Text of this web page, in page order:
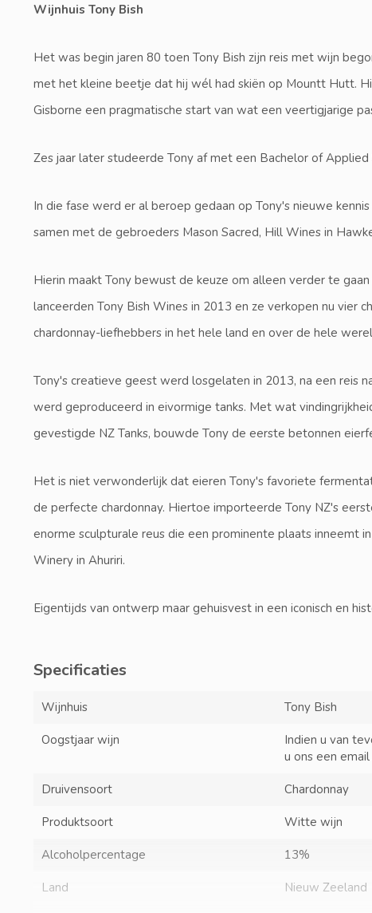
Wijnhuis Tony Bish
Het was begin jaren 80 toen Tony Bish zijn reis met wijn
met het kleine beetje dat hij wél had skiën op Mountt Hutt.
Gisborne een pragmatische start van wat een veertigjarige
Zes jaar later studeerde Tony af met een Bachelor of Applied
In die fase werd er al beroep gedaan op Tony's nieuwe
samen met de gebroeders Mason Sacred, Hill Wines in
Hierin maakt Tony bewust de keuze om alleen verder te
lanceerden Tony Bish Wines in 2013 en ze verkopen nu vier
chardonnay-liefhebbers in het hele land en over de hele
Tony's creatieve geest werd losgelaten in 2013, na een reis
werd geproduceerd in eivormige tanks. Met wat
gevestigde NZ Tanks, bouwde Tony de eerste betonnen
Het is niet verwonderlijk dat eieren Tony's favoriete
de perfecte chardonnay. Hiertoe importeerde Tony NZ's
enorme sculpturale reus die een prominente plaats inneemt
Winery in Ahuriri.
Eigentijds van ontwerp maar gehuisvest in een iconisch en
Specificaties
Wijnhuis Tony Bish
Oogstjaar wijn
Indien u van
u ons een
Druivensoort Chardonnay
Produktsoort Witte wijn
Alcoholpercentage 13%
Land Nieuw Zeeland